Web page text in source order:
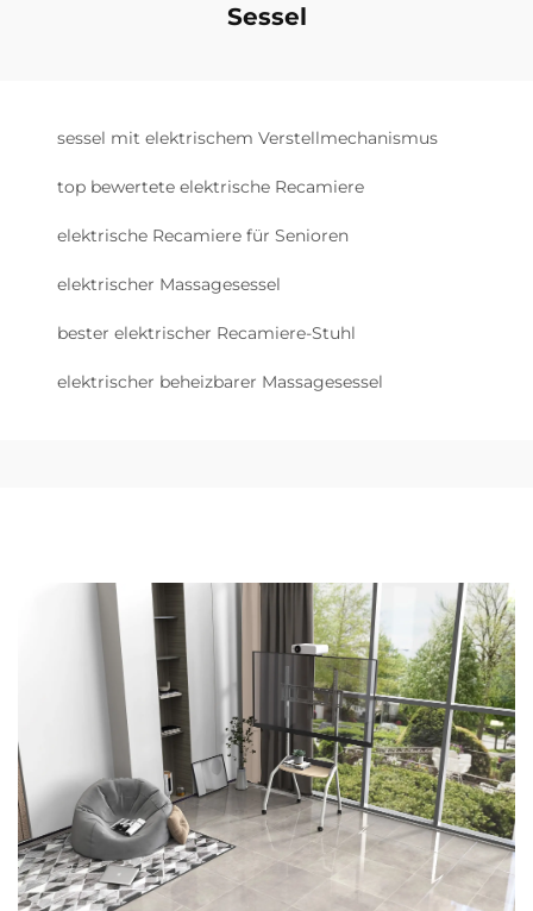
Sessel
sessel mit elektrischem Verstellmechanismus
top bewertete elektrische Recamiere
elektrische Recamiere für Senioren
elektrischer Massagesessel
bester elektrischer Recamiere-Stuhl
elektrischer beheizbarer Massagesessel